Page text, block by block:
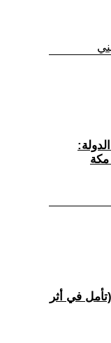
مكة
في أثر